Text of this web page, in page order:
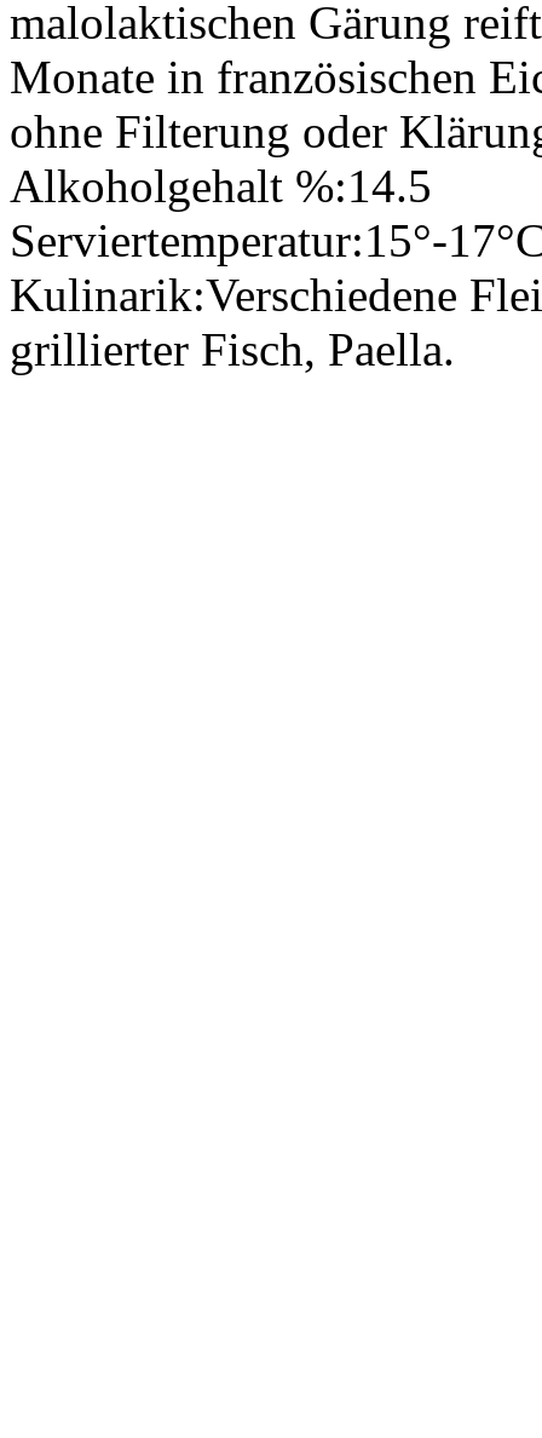
malolaktischen Gärung
Monate in französischen
ohne Filterung oder
Alkoholgehalt %:14.5
Serviertemperatur:15°-
Kulinarik:Verschiedene
grillierter Fisch, Paella.